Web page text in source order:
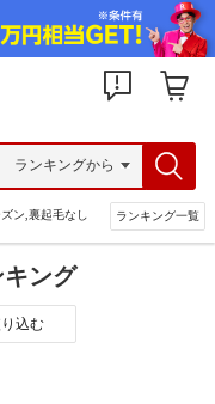
ン,裏起毛なし ランキング一覧
ング
込む